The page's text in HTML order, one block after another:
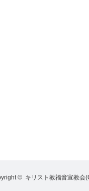
© キリスト教福音宣教会